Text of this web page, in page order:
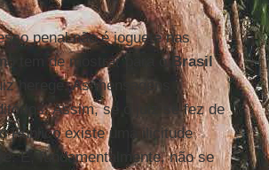
penal não é joguete nas
tem de mostrar para o Brasil
herege. As mensagens
Assim, se o juiz se fez de
Público existe uma ilicitude
E, fundamentalmente, não se